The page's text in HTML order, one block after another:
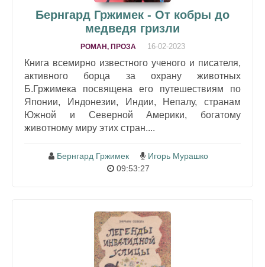
Бернгард Гржимек - От кобры до
медведя гризли
РОМАН, ПРОЗА 16-02-2023
Книга всемирно известного ученого и писателя,
активного борца за охрану животных
Б.Гржимека посвящена его путешествиям по
Японии, Индонезии, Индии, Непалу, странам
Южной и Северной Америки, богатому
животному миру этих стран....
Бернгард Гржимек
Игорь Мурашко
09:53:27